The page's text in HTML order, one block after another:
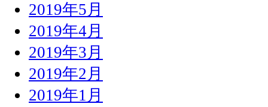
2019年5月
2019年4月
2019年3月
2019年2月
2019年1月